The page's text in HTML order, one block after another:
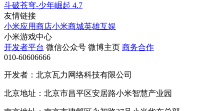
斗破苍穹-少年崛起 4.7
友情链接
小米应用商店小米商城英雄互娱
小米游戏中心
开发者平台 微信公众号 微博主页 商务合作
010-60606666
开发者：北京瓦力网络科技有限公司
北京地址：北京市昌平区安居路小米智慧产业园